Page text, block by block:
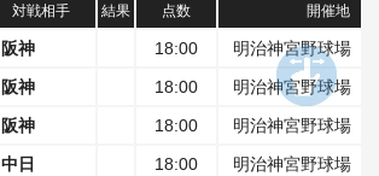
対戦相手 結果 点数 開催地
阪神 18:00
明治神宮野球場
阪神 18:00
明治神宮野球場
阪神 18:00
明治神宮野球場
中日 18:00
明治神宮野球場